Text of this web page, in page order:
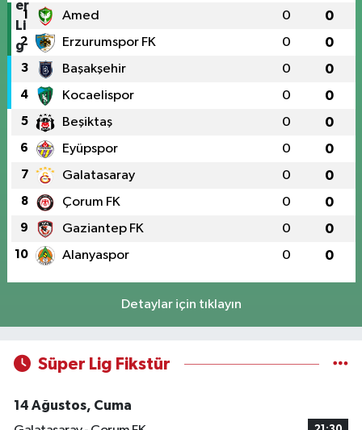
1 Amed 0 0
2 Erzurumspor FK 0 0
3 Başakşehir 0 0
4 Kocaelispor 0 0
5 Beşiktaş 0 0
6 Eyüpspor 0 0
7 Galatasaray 0 0
8 Çorum FK 0 0
9 Gaziantep FK 0 0
10 Alanyaspor 0 0
Detaylar için tıklayın
Süper Lig Fikstür
14 Ağustos, Cuma